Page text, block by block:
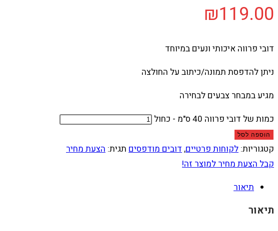
₪119.00
דובי פרווה איכותי ונעים במיוחד
ניתן להדפסת תמונה/כיתוב על החולצה
מגיע במבחר צבעים לבחירה
כמות של דובי פרווה 40 ס"מ - כחול
הוספה לסל
קטגוריות: לקוחות פרטיים, דובים מודפסים תגית: הצעת מחיר
קבל הצעת מחיר למוצר זה!
תיאור
תיאור